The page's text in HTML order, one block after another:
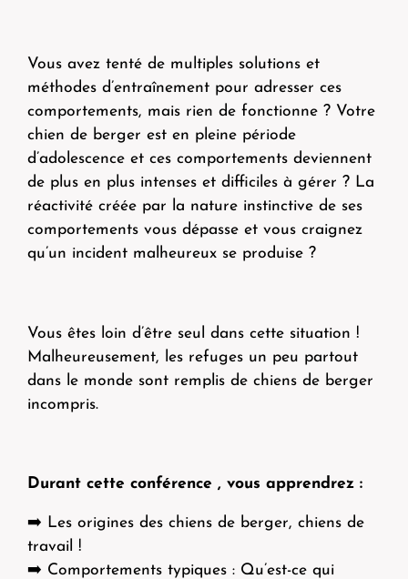
Vous avez tenté de multiples solutions et
méthodes d’entraînement pour adresser ces
comportements, mais rien de fonctionne ? Votre
chien de berger est en pleine période
d’adolescence et ces comportements deviennent
de plus en plus intenses et difficiles à gérer ? La
réactivité créée par la nature instinctive de ses
comportements vous dépasse et vous craignez
qu’un incident malheureux se produise ?
Vous êtes loin d’être seul dans cette situation !
Malheureusement, les refuges un peu partout
dans le monde sont remplis de chiens de berger
incompris.
Durant cette conférence , vous apprendrez :
➡️ Les origines des chiens de berger, chiens de
travail !
➡️ Comportements typiques : Qu’est-ce qui